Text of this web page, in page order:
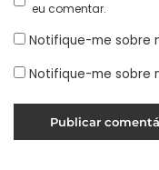
eu comentar.
Notifique-me sobre
Notifique-me sobre